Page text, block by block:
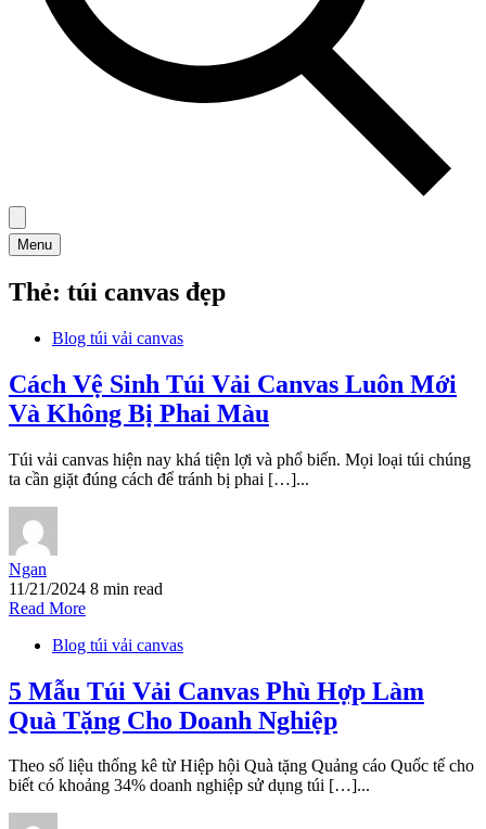
Menu
Thẻ: túi canvas đẹp
Blog túi vải canvas
Cách Vệ Sinh Túi Vải Canvas Luôn Mới
Và Không Bị Phai Màu
Túi vải canvas hiện nay khá tiện lợi và phổ biến. Mọi loại túi chúng
ta cần giặt đúng cách để tránh bị phai […]...
Ngan
11/21/2024 8 min read
Read More
Blog túi vải canvas
5 Mẫu Túi Vải Canvas Phù Hợp Làm
Quà Tặng Cho Doanh Nghiệp
Theo số liệu thống kê từ Hiệp hội Quà tặng Quảng cáo Quốc tế cho
biết có khoảng 34% doanh nghiệp sử dụng túi […]...